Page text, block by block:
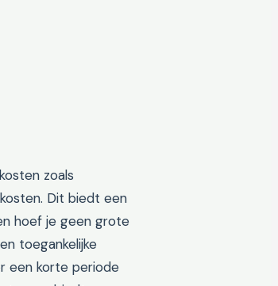
zoals
Dit biedt een
hoef je geen grote
toegankelijke
een korte periode